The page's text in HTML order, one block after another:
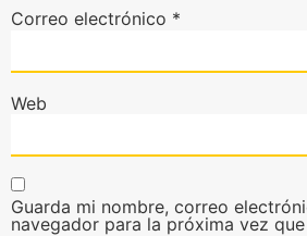
Correo electrónico *
Web
Guarda mi nombre, correo
navegador para la próxima vez